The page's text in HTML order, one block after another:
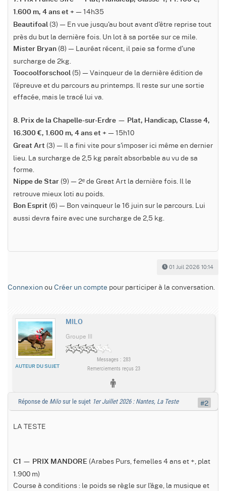
1.600 m, 4 ans et + — 14h35
Beautifoal (3) — En vue jusqu'au bout avant d'être reprise tout
près du but la dernière fois. Un lot à sa portée sur ce mile.
Mister Bryan (8) — Lauréat récent, il paie sa forme d'une
surcharge de 2kg.
Toocoolforschool (5) — Vainqueur de la dernière édition de
l'épreuve et du parcours au printemps. Il reste sur une sortie
effacée, mais le tracé lui va.
8. Prix de la Chapelle-sur-Erdre — Plat, Handicap, Classe 4,
16.300 €, 1.600 m, 4 ans et + — 15h10
Great Art (3) — Il a fini vite pour s'imposer ici même en dernier
lieu. La surcharge de 2,5 kg paraît absorbable au vu de sa
forme.
Nippe de Star (9) — 2ᵉ de Great Art la dernière fois. Il le
retrouve mieux loti au poids.
Bon Esprit (6) — Bon vainqueur le 16 juin sur le parcours. Lui
aussi devra faire avec une surcharge de 2,5 kg.
01 Juil 2026 10:14
Connexion ou Créer un compte pour participer à la conversation.
MILO
AUTEUR DU SUJET
Groupe III
Messages : 283
Remerciements reçus 23
Réponse de Milo sur le sujet 1er Juillet 2026 : Nantes, La Teste
LA TESTE
C1 — PRIX MANDORE (Arabes Purs, femelles 4 ans et +, plat
1.900 m)
Course à conditions : le poids se règle sur l'âge, la musique et
#2